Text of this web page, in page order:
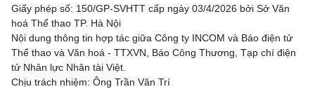
Giấy phép số: 150/GP-SVHTT cấp ngày 03/4/2026 bởi Sở Văn
hoá Thể thao TP. Hà Nội
Nội dung thông tin hợp tác giữa Công ty INCOM và Báo điện tử
Thể thao và Văn hoá - TTXVN, Báo Công Thương, Tạp chí điện
tử Nhân lực Nhân tài Việt.
Chịu trách nhiệm: Ông Trần Văn Trí